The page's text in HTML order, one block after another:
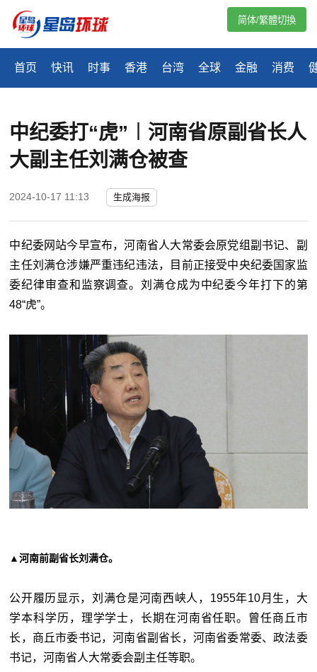
首页 快讯 时事 香港 台湾 全球 金融 消费
简体/繁體切換
中纪委打“虎”︱河南省原副省长人
大副主任刘满仓被查
2024-10-17 11:13 生成海报
中纪委网站今早宣布，河南省人大常委会原党组副书记、副
主任刘满仓涉嫌严重违纪违法，目前正接受中央纪委国家监
委纪律审查和监察调查。刘满仓成为中纪委今年打下的第
48“虎”。
▲河南前副省长刘满仓。
公开履历显示，刘满仓是河南西峡人，1955年10月生，大
学本科学历，理学学士，长期在河南省任职。曾任商丘市
长，商丘市委书记，河南省副省长，河南省委常委、政法委
书记，河南省人大常委会副主任等职。